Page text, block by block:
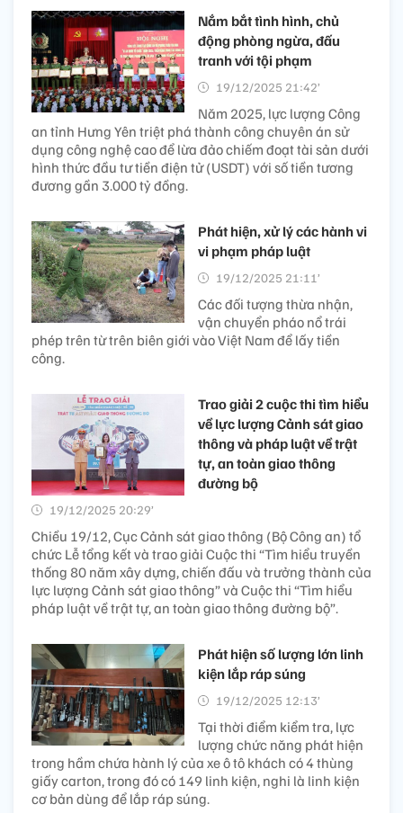
Nắm bắt tình hình, chủ
động phòng ngừa, đấu
tranh với tội phạm
19/12/2025 21:42’
Năm 2025, lực lượng Công
an tỉnh Hưng Yên triệt phá thành công chuyên án sử
dụng công nghệ cao để lừa đảo chiếm đoạt tài sản dưới
hình thức đầu tư tiền điện tử (USDT) với số tiền tương
đương gần 3.000 tỷ đồng.
Phát hiện, xử lý các hành vi
vi phạm pháp luật
19/12/2025 21:11’
Các đối tượng thừa nhận,
vận chuyển pháo nổ trái
phép trên từ trên biên giới vào Việt Nam để lấy tiền
công.
Trao giải 2 cuộc thi tìm hiểu
về lực lượng Cảnh sát giao
thông và pháp luật về trật
tự, an toàn giao thông
đường bộ
19/12/2025 20:29’
Chiều 19/12, Cục Cảnh sát giao thông (Bộ Công an) tổ
chức Lễ tổng kết và trao giải Cuộc thi “Tìm hiểu truyền
thống 80 năm xây dựng, chiến đấu và trưởng thành của
lực lượng Cảnh sát giao thông” và Cuộc thi “Tìm hiểu
pháp luật về trật tự, an toàn giao thông đường bộ”.
Phát hiện số lượng lớn linh
kiện lắp ráp súng
19/12/2025 12:13’
Tại thời điểm kiểm tra, lực
lượng chức năng phát hiện
trong hầm chứa hành lý của xe ô tô khách có 4 thùng
giấy carton, trong đó có 149 linh kiện, nghi là linh kiện
cơ bản dùng để lắp ráp súng.